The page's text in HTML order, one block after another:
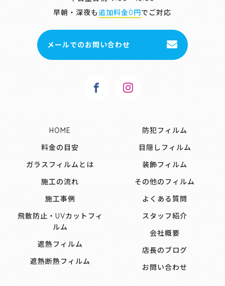
早朝・深夜も 追加料金0円でご対応
メールでのお問い合わせ
HOME
料金の目安
ガラスフィルムとは
施工の流れ
施工事例
飛散防止・UVカットフィ
ルム
遮熱フィルム
遮熱断熱フィルム
防犯フィルム
目隠しフィルム
装飾フィルム
その他のフィルム
よくある質問
スタッフ紹介
会社概要
店長のブログ
お問い合わせ